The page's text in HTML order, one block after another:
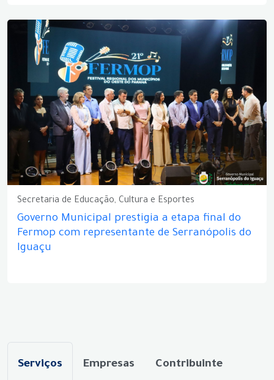
Secretaria de Educação, Cultura e Esportes
Governo Municipal prestigia a etapa final do
Fermop com representante de Serranópolis do
Iguaçu
Serviços Empresas Contribuinte